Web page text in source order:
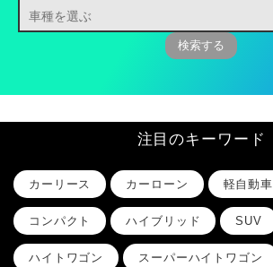
注目のキーワード
カーリース カーローン 軽自動車
コンパクト ハイブリッド SUV
ハイトワゴン スーパーハイトワゴン